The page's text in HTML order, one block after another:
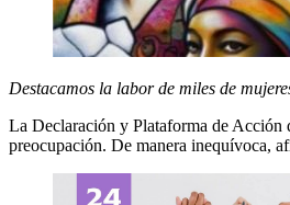
Destacamos la labor de miles de
La Declaración y Plataforma de Acción
preocupación. De manera inequívoca,